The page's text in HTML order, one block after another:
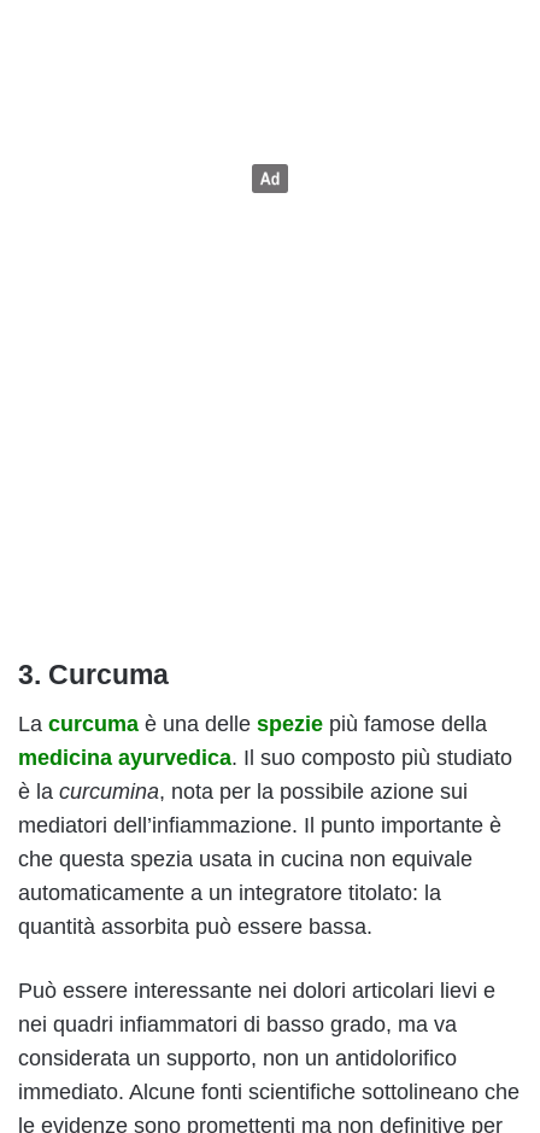
3. Curcuma
La curcuma è una delle spezie più famose della
medicina ayurvedica. Il suo composto più studiato
è la curcumina, nota per la possibile azione sui
mediatori dell’infiammazione. Il punto importante è
che questa spezia usata in cucina non equivale
automaticamente a un integratore titolato: la
quantità assorbita può essere bassa.
Può essere interessante nei dolori articolari lievi e
nei quadri infiammatori di basso grado, ma va
considerata un supporto, non un antidolorifico
immediato. Alcune fonti scientifiche sottolineano che
le evidenze sono promettenti ma non definitive per